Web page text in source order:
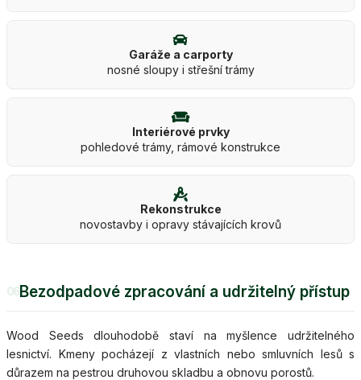
Garáže a carporty
nosné sloupy i střešní trámy
Interiérové prvky
pohledové trámy, rámové konstrukce
Rekonstrukce
novostavby i opravy stávajících krovů
06Bezodpadové zpracování a udržitelný přístup
Wood Seeds dlouhodobě staví na myšlence udržitelného
lesnictví. Kmeny pocházejí z vlastních nebo smluvních lesů s
důrazem na pestrou druhovou skladbu a obnovu porostů.